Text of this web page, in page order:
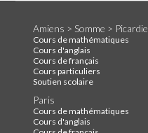
Amiens > Somme > Picardie
Cours de mathématiques
Cours d'anglais
Cours de français
Cours particuliers
Soutien scolaire
Paris
Cours de mathématiques
Cours d'anglais